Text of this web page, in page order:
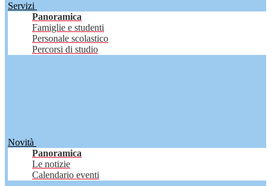
Servizi
Panoramica
Famiglie e studenti
Personale scolastico
Percorsi di studio
Novità
Panoramica
Le notizie
Calendario eventi